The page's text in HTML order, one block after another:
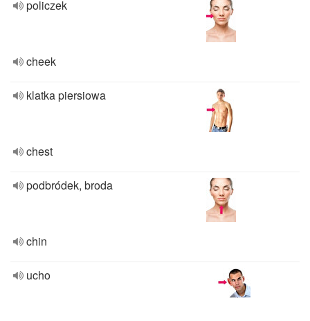
policzek
cheek
klatka piersiowa
chest
podbródek, broda
chin
ucho